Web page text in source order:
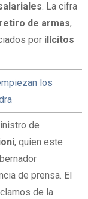
. La cifra
retiro de armas,
por ilícitos
los
de
, quien este
de prensa. El
de la